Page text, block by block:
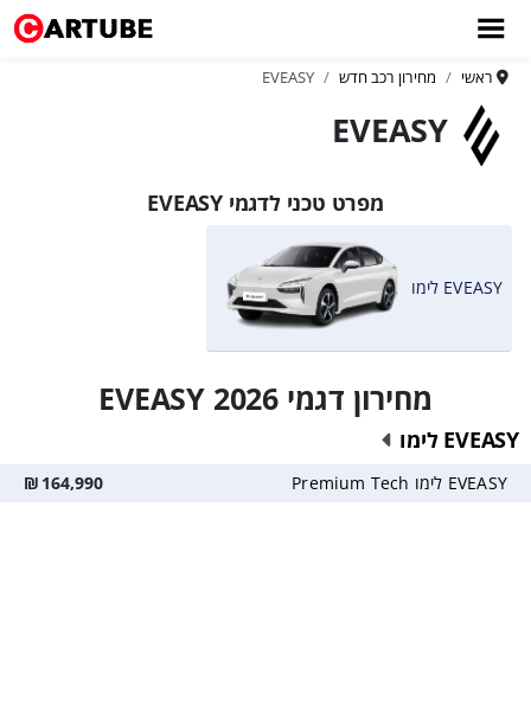
ראשי מחירון רכב חדש EVEASY
EVEASY
מפרט טכני לדגמי EVEASY
EVEASY לימו
מחירון דגמי EVEASY 2026
EVEASY לימו
EVEASY לימו Premium Tech 164,990
₪